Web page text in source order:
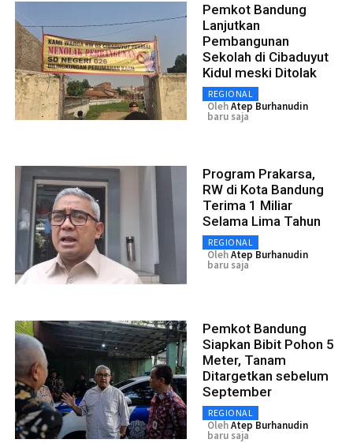
Pemkot Bandung
Lanjutkan
Pembangunan
Sekolah di Cibaduyut
Kidul meski Ditolak
REGIONAL
OlehAtep Burhanudin
baru saja
Program Prakarsa,
RW di Kota Bandung
Terima 1 Miliar
Selama Lima Tahun
REGIONAL
OlehAtep Burhanudin
baru saja
Pemkot Bandung
Siapkan Bibit Pohon 5
Meter, Tanam
Ditargetkan sebelum
September
REGIONAL
OlehAtep Burhanudin
baru saja